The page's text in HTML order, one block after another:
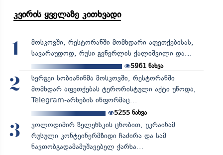
კვირის ყველაზე კითხვადი
1
მოსკოვში, რესტორანში მომხდარი აფეთქებისას,
სავარაუდოდ, რუსი გენერლის ქალიშვილი და...
5961 ნახვა
2
სერგეი სობიანინმა მოსკოვში, რესტორანში
მომხდარ აფეთქებას ტერორისტული აქტი უწოდა,
Telegram-არხების ინფორმაც...
5255ნახვა
3
ვოლოდიმირ ზელენსკის ცნობით, უკრაინამ
რუსული კონტეინერმზიდი ჩაძირა და სამ
ნავთობგადამამუშავებელ ქარხა...